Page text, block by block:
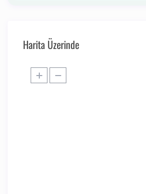
Harita Üzerinde